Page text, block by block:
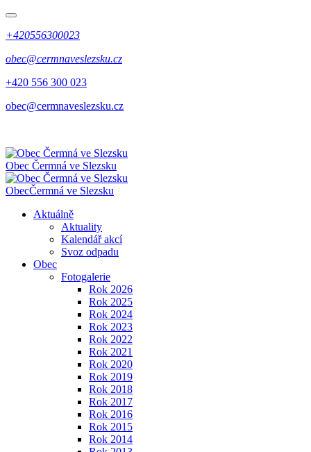
+420556300023
obec@cermnaveslezsku.cz
+420 556 300 023
obec@cermnaveslezsku.cz
Obec Čermná ve Slezsku
ObecČermná ve Slezsku
Aktuálně
Aktuality
Kalendář akcí
Svoz odpadu
Obec
Fotogalerie
Rok 2026
Rok 2025
Rok 2024
Rok 2023
Rok 2022
Rok 2021
Rok 2020
Rok 2019
Rok 2018
Rok 2017
Rok 2016
Rok 2015
Rok 2014